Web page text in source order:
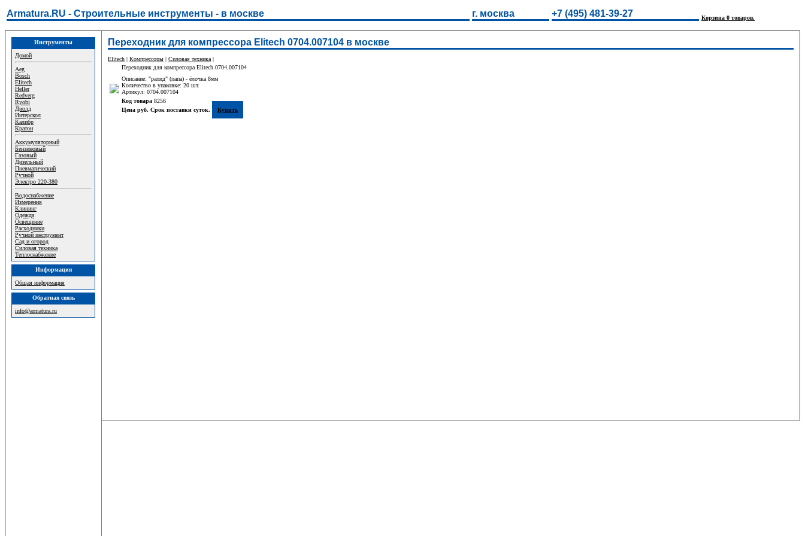
Armatura.RU - Строительные инструменты - в москве г. москва +7 (495) 481-39-27 Корзина 0 товаров.
Инструменты
Домой
Aeg
Bosch
Elitech
Heller
Redverg
Ryobi
Диолд
Интерскол
Калибр
Кратон
Аккумуляторный
Бензиновый
Газовый
Дизельный
Пневматический
Ручной
Электро 220-380
Водоснабжение
Измерения
Клининг
Одежда
Освещение
Расходники
Ручной инструмент
Сад и огород
Силовая техника
Теплоснабжение
Информация
Общая информация
Обратная связь
info@armatura.ru
Переходник для компрессора Elitech 0704.007104 в москве
Elitech | Компрессоры | Силовая техника |
Переходник для компрессора Elitech 0704.007104
Описание: "рапид" (папа) - ёлочка 8мм
Количество в упаковке: 20 шт.
Артикул: 0704.007104
Код товара 8256
Цена руб. Срок поставки суток.
Купить